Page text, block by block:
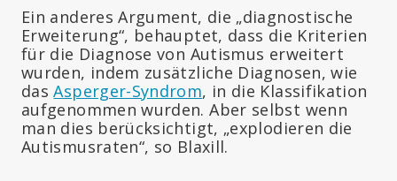
Ein anderes Argument, die „diagnostische
Erweiterung“, behauptet, dass die Kriterien
für die Diagnose von Autismus erweitert
wurden, indem zusätzliche Diagnosen, wie
dasAsperger-Syndrom, in die Klassifikation
aufgenommen wurden. Aber selbst wenn
man dies berücksichtigt, „explodieren die
Autismusraten“, so Blaxill.